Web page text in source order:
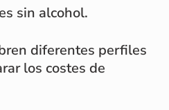
sin alcohol.
diferentes perfiles
los costes de